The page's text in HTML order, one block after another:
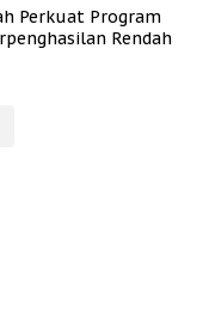
Perkuat Program
Rendah